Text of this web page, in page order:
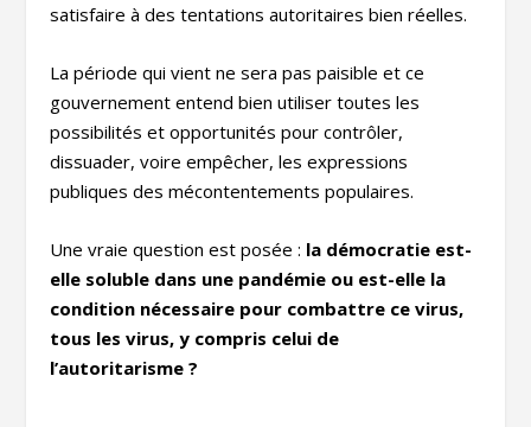
satisfaire à des tentations autoritaires bien réelles.
La période qui vient ne sera pas paisible et ce
gouvernement entend bien utiliser toutes les
possibilités et opportunités pour contrôler,
dissuader, voire empêcher, les expressions
publiques des mécontentements populaires.
Une vraie question est posée : la démocratie est-
elle soluble dans une pandémie ou est-elle la
condition nécessaire pour combattre ce virus,
tous les virus, y compris celui de
l’autoritarisme ?